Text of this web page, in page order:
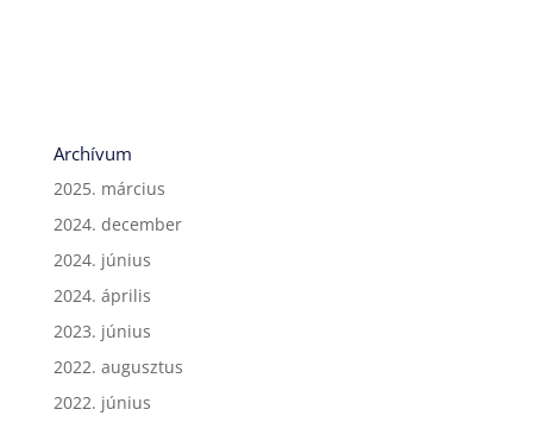
Archívum
2025. március
2024. december
2024. június
2024. április
2023. június
2022. augusztus
2022. június